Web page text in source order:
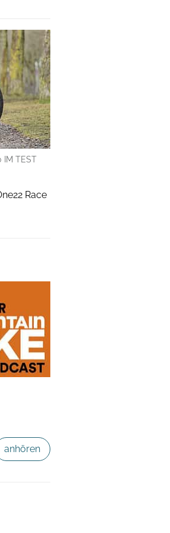
IM TEST
Race
anhören